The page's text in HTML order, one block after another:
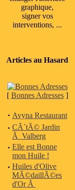
graphique,
signer vos
interventions, ...
Articles au Hasard
[ Bonnes Adresses]
· Avyna Restaurant
· CÃ´tÃ© Jardin
Ã Valberg
· Elle est Bonne
mon Huile !
· Huiles d'Olive
MÃ©daillÃ©es
d'Or Ã